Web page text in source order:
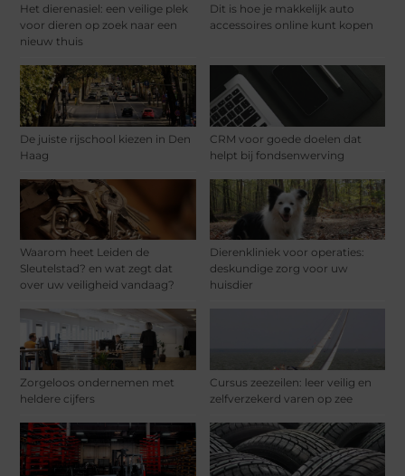
Het dierenasiel: een veilige plek
voor dieren op zoek naar een
nieuw thuis
Dit is hoe je makkelijk auto
accessoires online kunt kopen
De juiste rijschool kiezen in Den
Haag
CRM voor goede doelen dat
helpt bij fondsenwerving
Waarom heet Leiden de
Sleutelstad? en wat zegt dat
over uw veiligheid vandaag?
Dierenkliniek voor operaties:
deskundige zorg voor uw
huisdier
Zorgeloos ondernemen met
heldere cijfers
Cursus zeezeilen: leer veilig en
zelfverzekerd varen op zee